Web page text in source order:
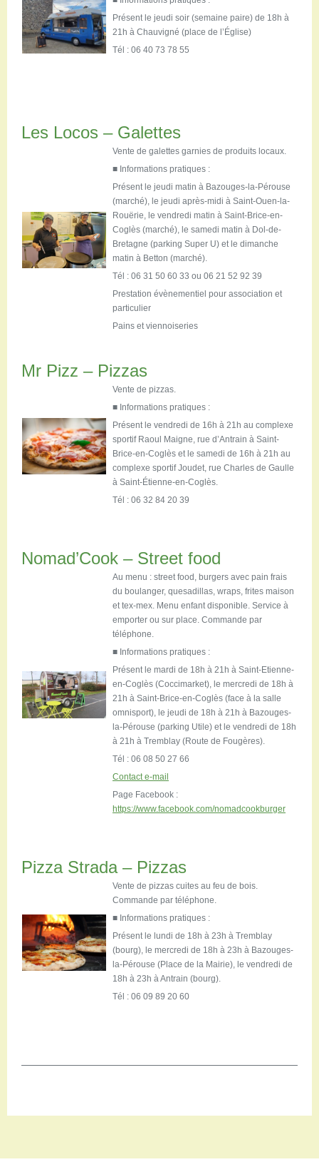
Présent le jeudi soir (semaine paire) de 18h à
21h à Chauvigné (place de l’Église)
Tél : 06 40 73 78 55
Les Locos – Galettes
Vente de galettes garnies de produits locaux.
■ Informations pratiques :
Présent le jeudi matin à Bazouges-la-Pérouse
(marché), le jeudi après-midi à Saint-Ouen-la-
Rouërie, le vendredi matin à Saint-Brice-en-
Coglès (marché), le samedi matin à Dol-de-
Bretagne (parking Super U) et le dimanche
matin à Betton (marché).
Tél : 06 31 50 60 33 ou 06 21 52 92 39
Prestation évènementiel pour association et
particulier
Pains et viennoiseries
Mr Pizz – Pizzas
Vente de pizzas.
■ Informations pratiques :
Présent le vendredi de 16h à 21h au complexe
sportif Raoul
Maigne, rue d’Antrain à Saint-
Brice-en-Coglès et le samedi de 16h à 21h au
complexe sportif Joudet, rue Charles de Gaulle
à Saint-Étienne-en-Coglès.
Tél : 06 32 84 20 39
Nomad’Cook – Street food
Au menu : street food, burgers avec pain frais
du boulanger, quesadillas, wraps, frites maison
et tex-mex. Menu enfant disponible. Service à
emporter ou sur place. Commande par
téléphone.
■ Informations pratiques :
Présent le mardi de 18h à 21h à Saint-Etienne-
en-Coglès (Coccimarket), le mercredi de 18h à
21h à Saint-Brice-en-Coglès (face à la salle
omnisport), le jeudi de 18h à 21h à Bazouges-
la-Pérouse (parking Utile) et le vendredi de 18h
à 21h à Tremblay (Route de Fougères).
Tél : 06 08 50 27 66
Contact e-mail
Page Facebook :
https://www.facebook.com/nomadcookburger
Pizza Strada – Pizzas
Vente de pizzas cuites au feu de bois.
Commande par téléphone.
■ Informations pratiques :
Présent le lundi de 18h à 23h à Tremblay
(bourg), le mercredi de 18h à 23h à Bazouges-
la-Pérouse (Place de la Mairie), le vendredi de
18h à 23h à Antrain (bourg).
Tél : 06 09 89 20 60